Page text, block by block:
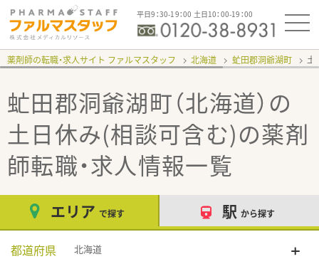
平日9：30-19：00 土日10：00-19：00
薬剤師の転職・求人サイト ファルマスタッフ 北海道 虻田郡洞爺湖町 土
虻田郡洞爺湖町（北海道）の
土日休み(相談可含む)の薬剤
師転職・求人情報一覧
エリア で探す 駅 から探す
都道府県 北海道